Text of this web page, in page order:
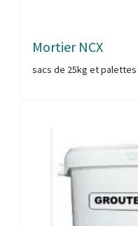
Mortier NCX
sacs de 25kg et palettes